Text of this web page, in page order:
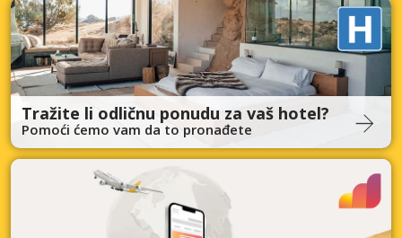
Tražite li odličnu ponudu za vaš hotel?
Pomoći ćemo vam da to pronađete